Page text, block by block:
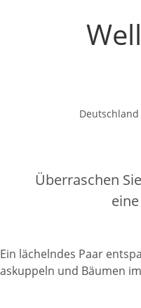
Deutschland
Überraschen